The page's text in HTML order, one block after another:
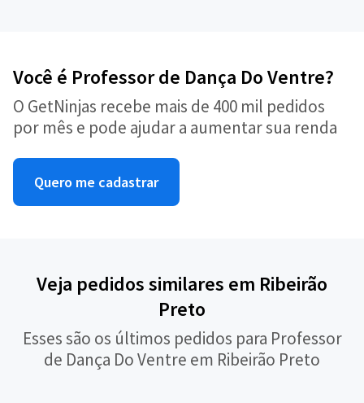
Você é Professor de Dança Do Ventre?
O GetNinjas recebe mais de 400 mil pedidos
por mês e pode ajudar a aumentar sua renda
Quero me cadastrar
Veja pedidos similares em Ribeirão
Preto
Esses são os últimos pedidos para Professor
de Dança Do Ventre em Ribeirão Preto